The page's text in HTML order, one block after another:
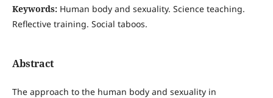
Keywords: Human body and sexuality. Science teaching.
Reflective training. Social taboos.
Abstract
The approach to the human body and sexuality in